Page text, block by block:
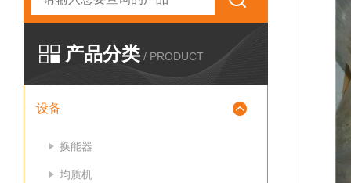
产品分类 / PRODUCT
设备
换能器
均质机